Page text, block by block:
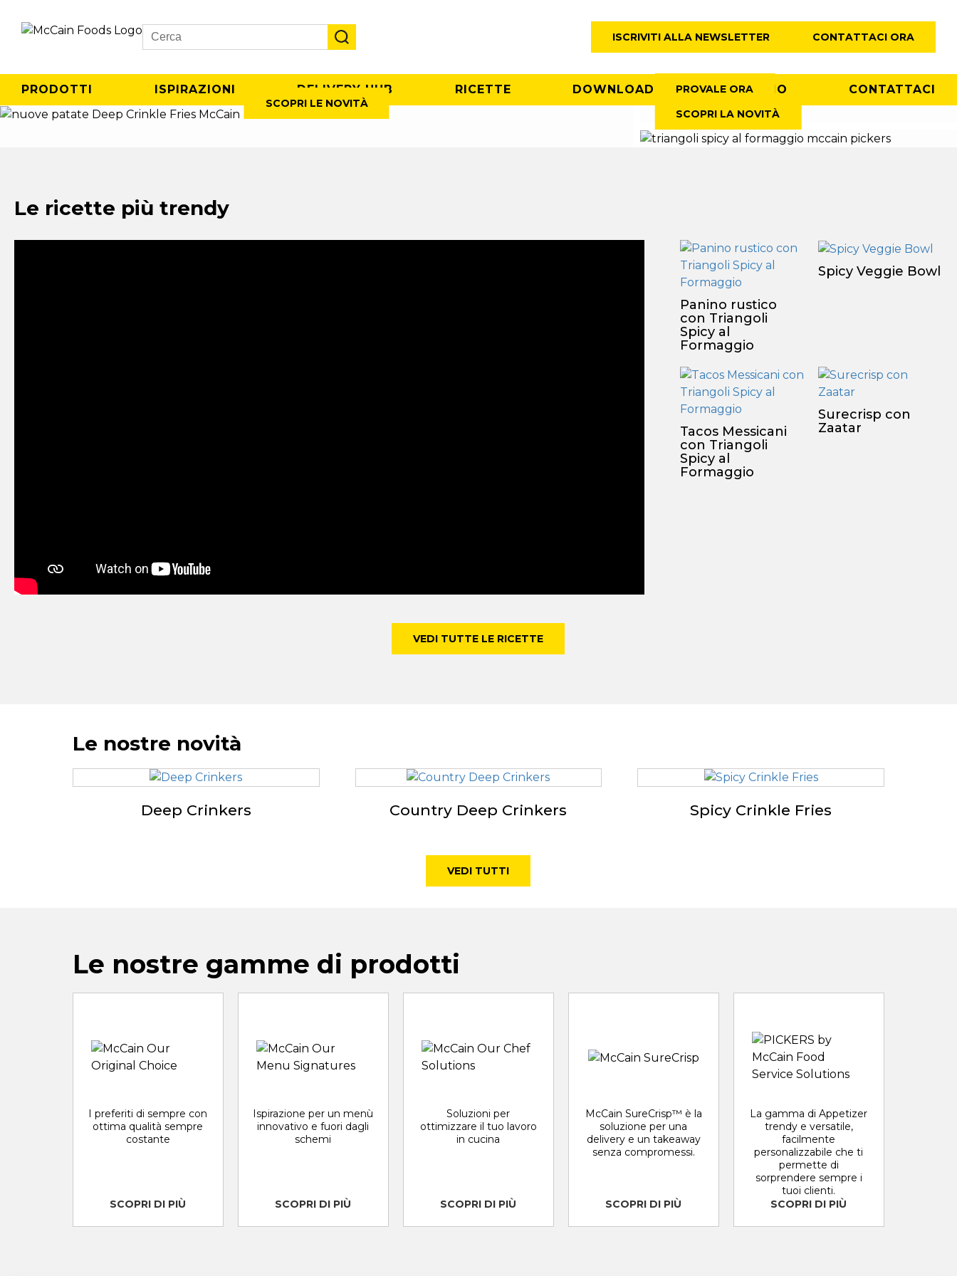
Search
ISCRIVITI ALLA NEWSLETTER CONTATTACI ORA
PRODOTTI ISPIRAZIONI DELIVERY HUB RICETTE DOWNLOAD CHI SIAMO CONTATTACI
SCOPRI LE NOVITÀ
PROVALE ORA
SCOPRI LA NOVITÀ
Le ricette più trendy
Panino rustico
con Triangoli
Spicy al
Formaggio
Spicy Veggie Bowl
Tacos Messicani
con Triangoli
Spicy al
Formaggio
Surecrisp con
Zaatar
VEDI TUTTE LE RICETTE
Le nostre novità
Deep Crinkers Country Deep Crinkers Spicy Crinkle Fries
VEDI TUTTI
Le nostre gamme di prodotti
I preferiti di sempre con
ottima qualità sempre
costante
SCOPRI DI PIÙ
Ispirazione per un menù
innovativo e fuori dagli
schemi
SCOPRI DI PIÙ
Soluzioni per
ottimizzare il tuo lavoro
in cucina
SCOPRI DI PIÙ
McCain SureCrisp™ è la
soluzione per una
delivery e un takeaway
senza compromessi.
SCOPRI DI PIÙ
La gamma di Appetizer
trendy e versatile,
facilmente
personalizzabile che ti
permette di
sorprendere sempre i
tuoi clienti.
SCOPRI DI PIÙ